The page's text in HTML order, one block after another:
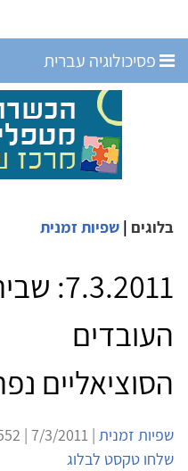
פסיכולוגיה עברית
בלוגים | שפיות זמנית
העובדים
הסוציאליים
שפיות זמנית | 7/3/2011 | 6,552 צפיות |
שלחו טקסט לבלוג